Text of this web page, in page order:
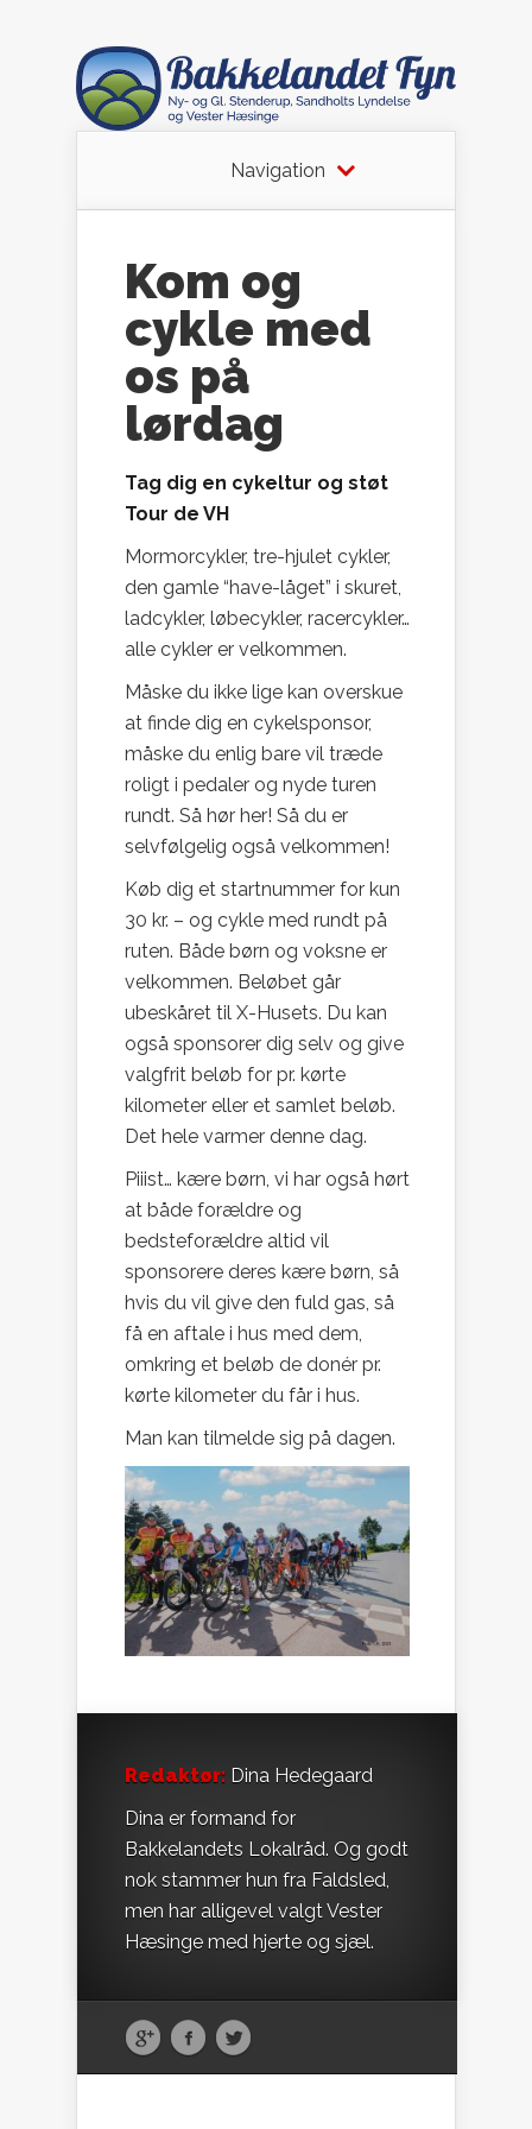
Navigation
Kom og
cykle med
os på
lørdag
Tag dig en cykeltur og støt
Tour de VH
Mormorcykler, tre-hjulet cykler,
den gamle “have-låget” i skuret,
ladcykler, løbecykler, racercykler…
alle cykler er velkommen.
Måske du ikke lige kan overskue
at finde dig en cykelsponsor,
måske du enlig bare vil træde
roligt i pedaler og nyde turen
rundt. Så hør her! Så du er
selvfølgelig også velkommen!
Køb dig et startnummer for kun
30 kr. – og cykle med rundt på
ruten. Både børn og voksne er
velkommen. Beløbet går
ubeskåret til X-Husets. Du kan
også sponsorer dig selv og give
valgfrit beløb for pr. kørte
kilometer eller et samlet beløb.
Det hele varmer denne dag.
Piiist… kære børn, vi har også hørt
at både forældre og
bedsteforældre altid vil
sponsorere deres kære børn, så
hvis du vil give den fuld gas, så
få en aftale i hus med dem,
omkring et beløb de donér pr.
kørte kilometer du får i hus.
Man kan tilmelde sig på dagen.
Redaktør: Dina Hedegaard
Dina er formand for
Bakkelandets Lokalråd. Og godt
nok stammer hun fra Faldsled,
men har alligevel valgt Vester
Hæsinge med hjerte og sjæl.